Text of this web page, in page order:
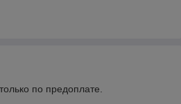
по предоплате.